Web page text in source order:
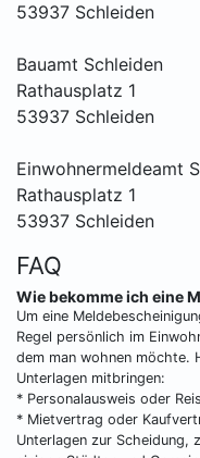
53937 Schleiden
Bauamt Schleiden
Rathausplatz 1
53937 Schleiden
Einwohnermeldeamt
Rathausplatz 1
53937 Schleiden
FAQ
Wie bekomme ich eine
Um eine
Regel persönlich im
dem man wohnen möchte.
Unterlagen mitbringen:
* Personalausweis oder
* Mietvertrag oder
Unterlagen zur Scheidung,